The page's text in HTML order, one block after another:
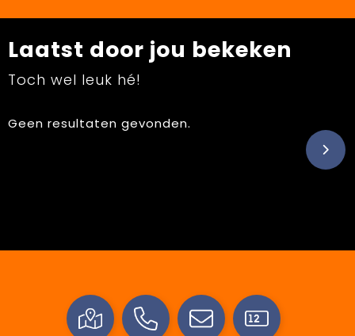
Laatst door jou bekeken
Toch wel leuk hé!
Geen resultaten gevonden.